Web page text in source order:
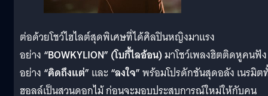
ต่อด้วยโชว์ไฮไลต์สุดพิเศษที่ได้ศิลปินหญิงมาแรง
อย่าง “BOWKYLION” (โบกี้ไลอ้อน)มาโชว์เพลงฮิตติดหูคนฟัง
อย่าง “คิดถึงแต่” และ“ลงใจ”พร้อมโปรดักชันสุดอลัง เนรมิต
ฮอลล์เป็นสวนดอกไม้ ก่อนจะมอบประสบการณ์ใหม่ให้กับคน